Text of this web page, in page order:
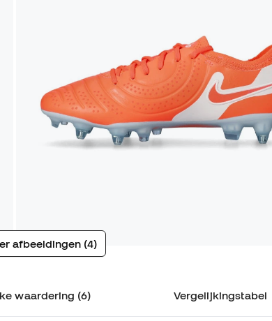
afbeeldingen (4)
waardering (6) Vergelijkingstabel